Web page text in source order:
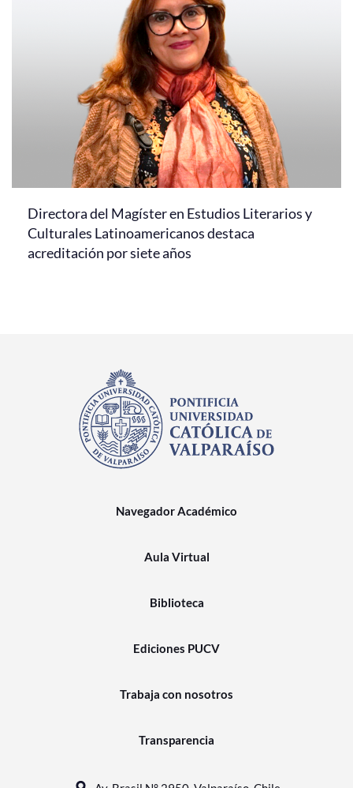
Directora del Magíster en Estudios Literarios y
Culturales Latinoamericanos destaca
acreditación por siete años
Navegador Académico
Aula Virtual
Biblioteca
Ediciones PUCV
Trabaja con nosotros
Transparencia